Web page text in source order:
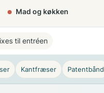
Mad og køkken
til entréen
Kantfræser Patentbånd